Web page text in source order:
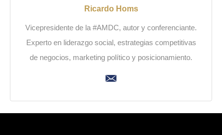
Ricardo Homs
Vicepresidente de la #AMDC, autor y conferenciante.
Experto en liderazgo social, estrategias competitivas
de negocios, marketing político y posicionamiento.